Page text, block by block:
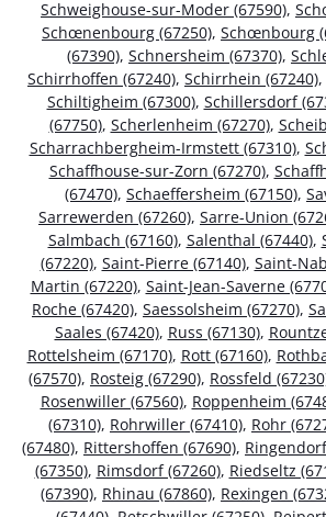
Schweighouse-sur-Moder (67590),
Schœnenbourg (67250), Schœnbourg
(67390), Schnersheim (67370),
Schirrhoffen (67240), Schirrhein (67240),
Schiltigheim (67300), Schillersdorf
(67750), Scherlenheim (67270),
Scharrachbergheim-Irmstett (67310),
Schaffhouse-sur-Zorn (67270),
(67470), Schaeffersheim (67150),
Sarrewerden (67260), Sarre-Union
Salmbach (67160), Salenthal (67440),
(67220), Saint-Pierre (67140), Saint-
Martin (67220), Saint-Jean-Saverne
Roche (67420), Saessolsheim (67270),
Saales (67420), Russ (67130),
Rottelsheim (67170), Rott (67160),
(67570), Rosteig (67290), Rossfeld
Rosenwiller (67560), Roppenheim
(67310), Rohrwiller (67410), Rohr
(67480), Rittershoffen (67690),
(67350), Rimsdorf (67260), Riedseltz
(67390), Rhinau (67860), Rexingen